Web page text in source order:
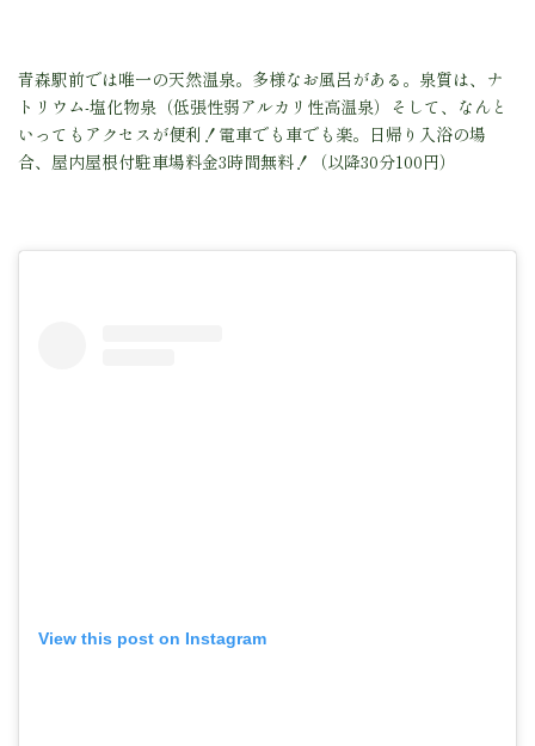
青森駅前では唯一の天然温泉。多様なお風呂がある。 泉質は、 ナ
トリウム-塩化物泉（低張性弱アルカリ性高温泉）
そして、なんと
いってもアクセスが便利！電車でも車でも楽。 日帰り入浴の場
合、屋内屋根付駐車場料金3時間無料！（以降30分100円）
View this post on Instagram